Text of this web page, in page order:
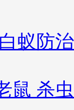
蚁防
鼠 杀